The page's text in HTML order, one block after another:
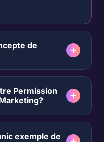
de
Permission
exemple de